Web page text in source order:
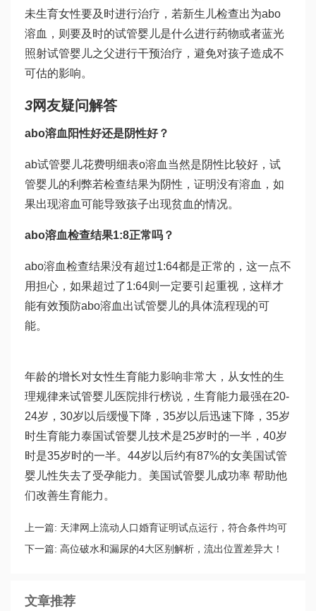
未生育女性要及时进行治疗，若新生儿检查出为abo
溶血，则要及时的试管婴儿是什么进行药物或者蓝光
照射试管婴儿之父进行干预治疗，避免对孩子造成不
可估的影响。
3网友疑问解答
abo溶血阳性好还是阴性好？
ab试管婴儿花费明细表o溶血当然是阴性比较好， 试
管婴儿的利弊若检查结果为阴性，证明没有溶血，如
果出现溶血可能导致孩子出现贫血的情况。
abo溶血检查结果1:8正常吗？
abo溶血检查结果没有超过1:64都是正常的，这一点不
用担心，如果超过了1:64则一定要引起重视，这样才
能有效预防abo溶血出试管婴儿的具体流程现的可
能。
年龄的增长对女性生育能力影响非常大，从女性的生
理规律来试管婴儿医院排行榜说，生育能力最强在20-
24岁，30岁以后缓慢下降，35岁以后迅速下降，35岁
时生育能力泰国试管婴儿技术是25岁时的一半，40岁
时是35岁时的一半。44岁以后约有87%的女美国试管
婴儿性失去了受孕能力。美国试管婴儿成功率 帮助他
们改善生育能力。
上一篇: 天津网上流动人口婚育证明试点运行，符合条件均可
申领
下一篇: 高位破水和漏尿的4大区别解析，流出位置差异大！
文章推荐